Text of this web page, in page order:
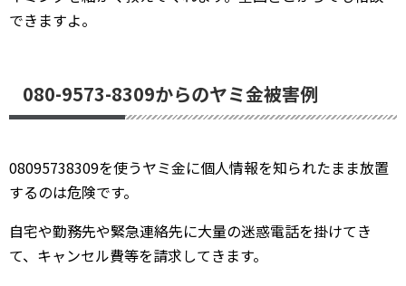
できますよ。
080-9573-8309からのヤミ金被害例
08095738309を使うヤミ金に個人情報を知られたまま放置
するのは危険です。
自宅や勤務先や緊急連絡先に大量の迷惑電話を掛けてき
て、キャンセル費等を請求してきます。